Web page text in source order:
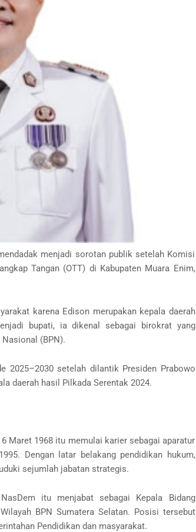
menjadi sorotan publik setelah Komisi
Tangan (OTT) di Kabupaten Muara Enim,
karena Edison merupakan kepala daerah
bupati, ia dikenal sebagai birokrat yang
(BPN).
2025–2030 setelah dilantik Presiden Prabowo
daerah hasil Pilkada Serentak 2024.
Maret 1968 itu memulai karier sebagai aparatur
Dengan latar belakang pendidikan hukum,
sejumlah jabatan strategis.
itu menjabat sebagai Kepala Bidang
BPN Sumatera Selatan. Posisi tersebut
Pendidikan dan masyarakat.